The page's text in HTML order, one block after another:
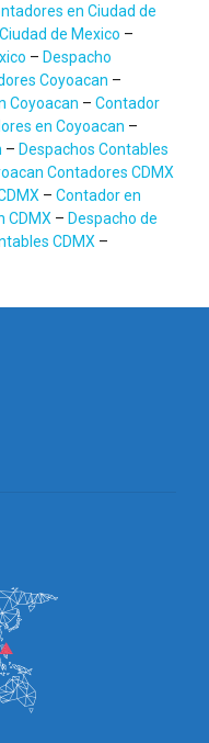
en Ciudad de
de Mexico –
– Despacho
Coyoacan –
Coyoacan – Contador
en Coyoacan –
– Despachos Contables
Contadores CDMX
– Contador en
CDMX – Despacho de
CDMX –